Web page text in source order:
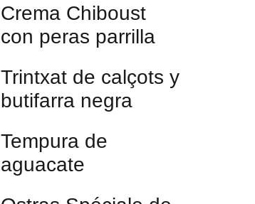
Crema Chiboust
con peras parrilla
Trintxat de calçots y
butifarra negra
Tempura de
aguacate